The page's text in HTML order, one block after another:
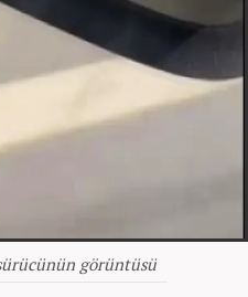
görüntüsü